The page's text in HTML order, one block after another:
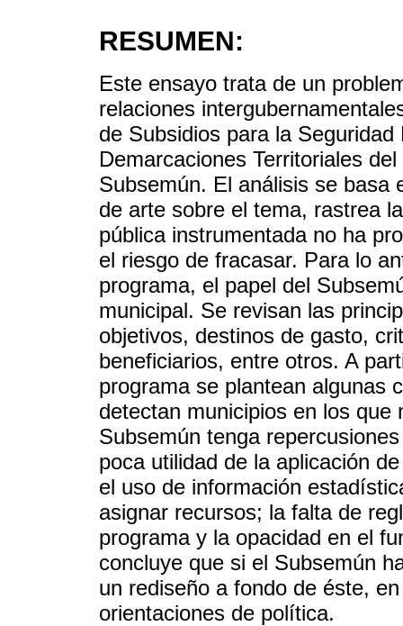
RESUMEN:
Este ensayo trata de un
relaciones
de Subsidios para la
Demarcaciones Territoriales
Subsemún. El análisis se basa
de arte sobre el tema, rastrea
pública instrumentada no ha
el riesgo de fracasar. Para lo
programa, el papel del
municipal. Se revisan las
objetivos, destinos de gasto,
beneficiarios, entre otros. A
programa se plantean algunas
detectan municipios en los
Subsemún tenga
poca utilidad de la aplicación
el uso de información
asignar recursos; la falta de
programa y la opacidad en el
concluye que si el Subsemún
un rediseño a fondo de éste,
orientaciones de política.